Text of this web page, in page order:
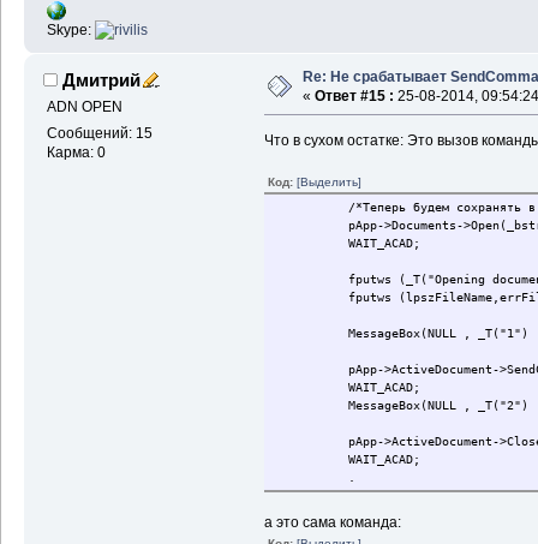
Skype:
Дмитрий
ADN OPEN
Сообщений: 15
Карма: 0
Re: Не срабатывает
« Ответ #15 : 25-08-2014,
Что в сухом остатке: Это вызов
Код: [Выделить]
/*Теперь будем сохранять в
pApp->Documents-
WAIT_ACAD;
fputws (_T("Opening
fputws
MessageBox(NULL , _T("1")
pApp->ActiveDocument-
WAIT_ACAD;
MessageBox(NULL , _T("2")
pApp->ActiveDocument-
WAIT_ACAD;
.
а это сама команда: